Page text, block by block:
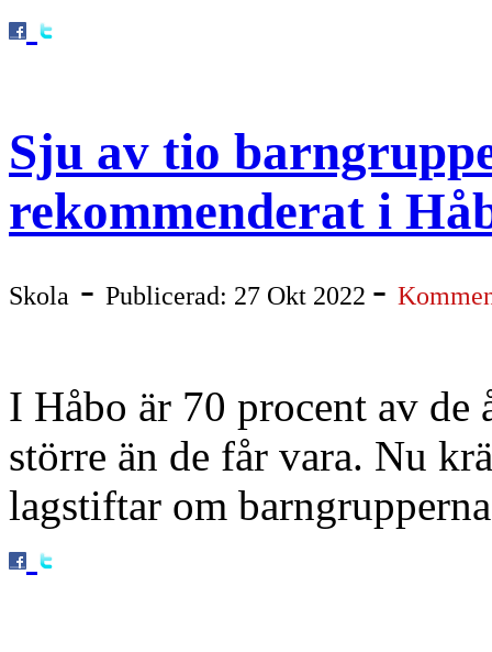
Sju av tio
rekommenderat i
Skola - Publicerad: 27 Okt 2022 -
I Håbo är 70 procent av de
större än de får vara. Nu
lagstiftar om